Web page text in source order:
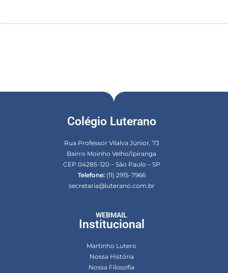
Colégio Luterano
Rua Professor Vilalva Júnior, 73
Bairro Moinho Velho/Ipiranga
CEP 04285-120 – São Paulo – SP
Telefone:(11) 2915-7966
secretaria@luterano.com.br
WEBMAIL
Institucional
Martinho Lutero
Nossa História
Nossa Filosofia